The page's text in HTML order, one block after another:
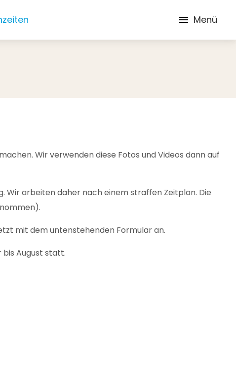
Menü
Wir verwenden diese Fotos und Videos dann auf
Wir arbeiten daher nach einem straffen Zeitplan. Die
mit dem untenstehenden Formular an.
August statt.